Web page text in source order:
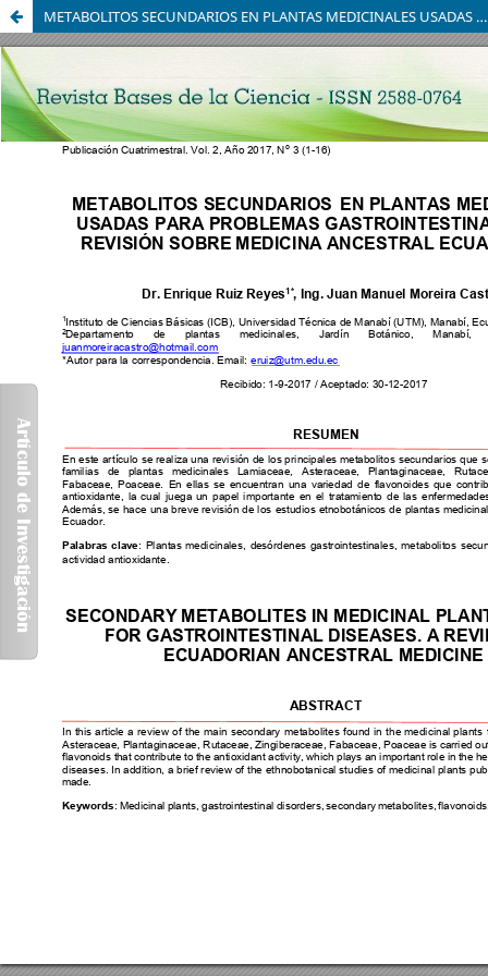
METABOLITOS SECUNDARIOS EN PLANTAS MEDICINALES USADAS PARA PROBLEMAS GASTROINTESTINALES. UNA REVISIÓN SOBRE MEDICINA ANCESTRAL ECUATORIANA